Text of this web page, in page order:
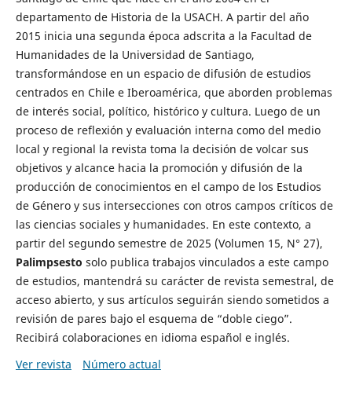
departamento de Historia de la USACH. A partir del año
2015 inicia una segunda época adscrita a la Facultad de
Humanidades de la Universidad de Santiago,
transformándose en un espacio de difusión de estudios
centrados en Chile e Iberoamérica, que aborden problemas
de interés social, político, histórico y cultura. Luego de un
proceso de reflexión y evaluación interna como del medio
local y regional la revista toma la decisión de volcar sus
objetivos y alcance hacia la promoción y difusión de la
producción de conocimientos en el campo de los Estudios
de Género y sus intersecciones con otros campos críticos de
las ciencias sociales y humanidades. En este contexto, a
partir del segundo semestre de 2025 (Volumen 15, N° 27),
Palimpsesto solo publica trabajos vinculados a este campo
de estudios, mantendrá su carácter de revista semestral, de
acceso abierto, y sus artículos seguirán siendo sometidos a
revisión de pares bajo el esquema de “doble ciego”.
Recibirá colaboraciones en idioma español e inglés.
Ver revista
Número actual